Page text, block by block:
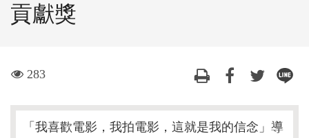
貢獻獎
visit
283
「我喜歡電影，我拍電影，這就是我的信念」導